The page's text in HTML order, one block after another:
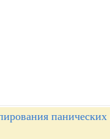
панических